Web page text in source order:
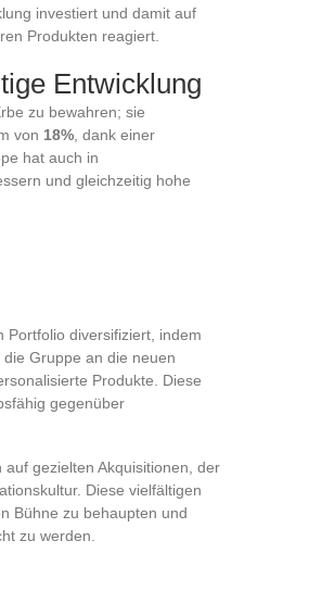
investiert und damit auf
Produkten reagiert.
Entwicklung
zu bewahren; sie
von 18% , dank einer
hat auch in
und gleichzeitig hohe
Portfolio diversifiziert, indem
Gruppe an die neuen
Produkte. Diese
gegenüber
gezielten Akquisitionen, der
Diese vielfältigen
Bühne zu behaupten und
zu werden.